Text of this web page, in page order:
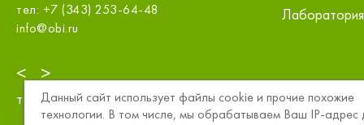
<
тел: +7 (343) 253-64-48
info@obi.ru
тел: +7 (343)
>
тел:8 (800) 234-15-57
Лаборатория
Данный сайт использует файлы cookie и прочие похожие
технологии. В том числе, мы обрабатываем Ваш IP-адрес